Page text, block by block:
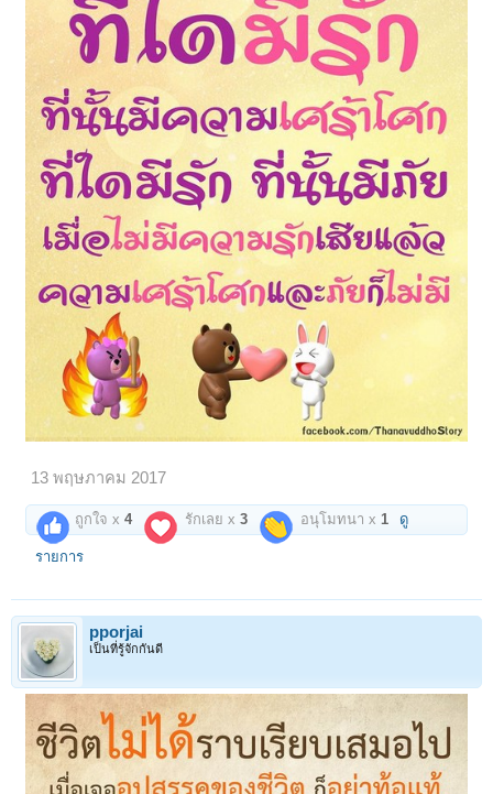
13 พฤษภาคม 2017
ถูกใจ x4 รักเลย x3 อนุโมทนา x1 ดู
รายการ
pporjai
เป็นที่รู้จักกันดี
2 3 5 6 → 97 ถัดไป >